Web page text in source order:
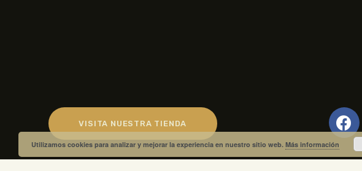
VISITA NUESTRA TIENDA
Utilizamos cookies para analizar y mejorar la experiencia en nuestro sitio web. Más información